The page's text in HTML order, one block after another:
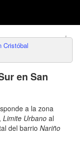
Cristóbal
en San
a la zona
Limite Urbano al
del barrio Nariño